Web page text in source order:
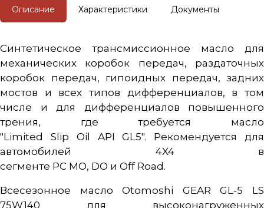
требуется масло "Limited Slip Oil
Описание Характеристики Документы
Синтетическое трансмиссионное масло для
механических коробок передач, раздаточных
коробок передач, гипоидных передач, задних
мостов и всех типов дифференциалов, в том
числе и для дифференциалов повышенного
трения, где требуется масло
"Limited Slip Oil API GL5". Рекомендуется для
автомобилей 4X4 в
сегменте PC MO, DO и Off Road.
Всесезонное масло Otomoshi GEAR GL-5 LS
75W140 для высоконагруженных